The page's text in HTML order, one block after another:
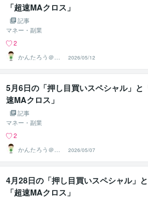
「超速MAクロス」
記事
マネー・副業
2
かんたろう＠か
んたんFX
2026/05/12
5月6日の「押し目買いスペシャル」と
速MAクロス」
記事
マネー・副業
2
かんたろう＠か
んたんFX
2026/05/07
4月28日の「押し目買いスペシャル」と
「超速MAクロス」